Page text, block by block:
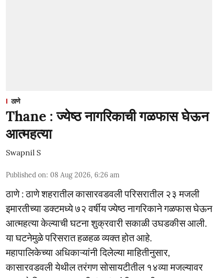
ठाणे
Thane : ज्येष्ठ नागरिकाची गळफास घेऊन
आत्महत्या
Swapnil S
Published on: 08 Aug 2026, 6:26 am
ठाणे : ठाणे शहरातील कासारवडवली परिसरातील २३ मजली
इमारतीच्या डक्टमध्ये ७२ वर्षीय ज्येष्ठ नागरिकाने गळफास घेऊन
आत्महत्या केल्याची घटना शुक्रवारी सकाळी उघडकीस आली.
या घटनेमुळे परिसरात हळहळ व्यक्त होत आहे.
महापालिकेच्या अधिकाऱ्यांनी दिलेल्या माहितीनुसार,
कासारवडवली येथील तरंगण सोसायटीतील १४व्या मजल्यावर